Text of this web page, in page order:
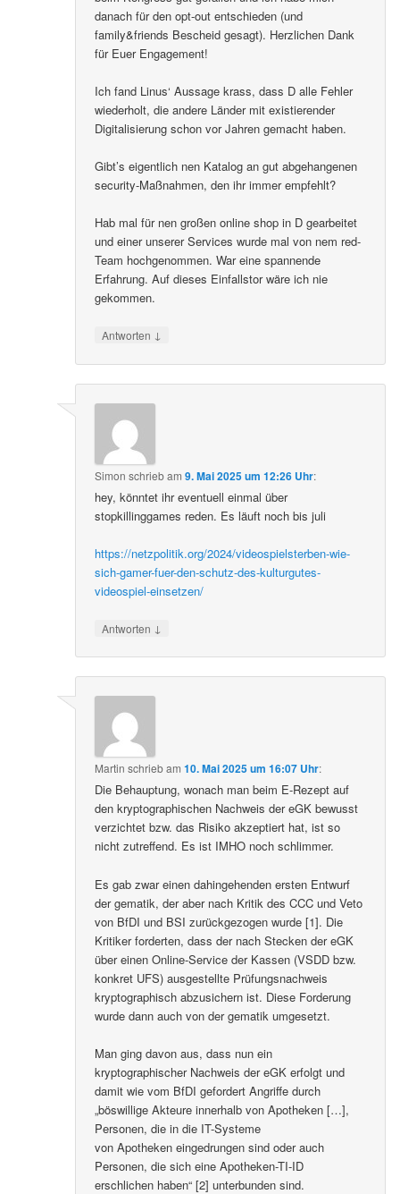
danach für den opt-out entschieden (und
family&friends Bescheid gesagt). Herzlichen Dank
für Euer Engagement!
Ich fand Linus‘ Aussage krass, dass D alle Fehler
wiederholt, die andere Länder mit existierender
Digitalisierung schon vor Jahren gemacht haben.
Gibt’s eigentlich nen Katalog an gut abgehangenen
security-Maßnahmen, den ihr immer empfehlt?
Hab mal für nen großen online shop in D gearbeitet
und einer unserer Services wurde mal von nem red-
Team hochgenommen. War eine spannende
Erfahrung. Auf dieses Einfallstor wäre ich nie
gekommen.
Antworten ↓
Simon schriebam9. Mai 2025 um 12:26 Uhr:
hey, könntet ihr eventuell einmal über
stopkillinggames reden. Es läuft noch bis juli
https://netzpolitik.org/2024/videospielsterben-wie-
sich-gamer-fuer-den-schutz-des-kulturgutes-
videospiel-einsetzen/
Antworten ↓
Martin schriebam10. Mai 2025 um 16:07 Uhr:
Die Behauptung, wonach man beim E-Rezept auf
den kryptographischen Nachweis der eGK bewusst
verzichtet bzw. das Risiko akzeptiert hat, ist so
nicht zutreffend. Es ist IMHO noch schlimmer.
Es gab zwar einen dahingehenden ersten Entwurf
der gematik, der aber nach Kritik des CCC und Veto
von BfDI und BSI zurückgezogen wurde [1]. Die
Kritiker forderten, dass der nach Stecken der eGK
über einen Online-Service der Kassen (VSDD bzw.
konkret UFS) ausgestellte Prüfungsnachweis
kryptographisch abzusichern ist. Diese Forderung
wurde dann auch von der gematik umgesetzt.
Man ging davon aus, dass nun ein
kryptographischer Nachweis der eGK erfolgt und
damit wie vom BfDI gefordert Angriffe durch
„böswillige Akteure innerhalb von Apotheken […],
Personen, die in die IT-Systeme
von Apotheken eingedrungen sind oder auch
Personen, die sich eine Apotheken-TI-ID
erschlichen haben“ [2] unterbunden sind.